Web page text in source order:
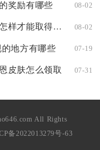
奖励有哪些 08-02
攻城掠地傲世堂攻略怎样才能取得更好效果 08-02
地方有哪些 07-19
皮肤怎么领取 07-31
All Rights
备2022013279号-63